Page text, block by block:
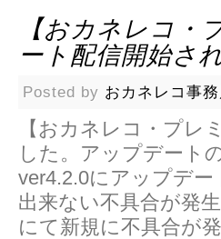
【おカネレコ
ート配信開始さ
Posted by おカネレコ事務
【おカネレコ・プレ
した。アップデート
ver4.2.0にアップデ
出来ない不具合が発
にて新規に不具合が